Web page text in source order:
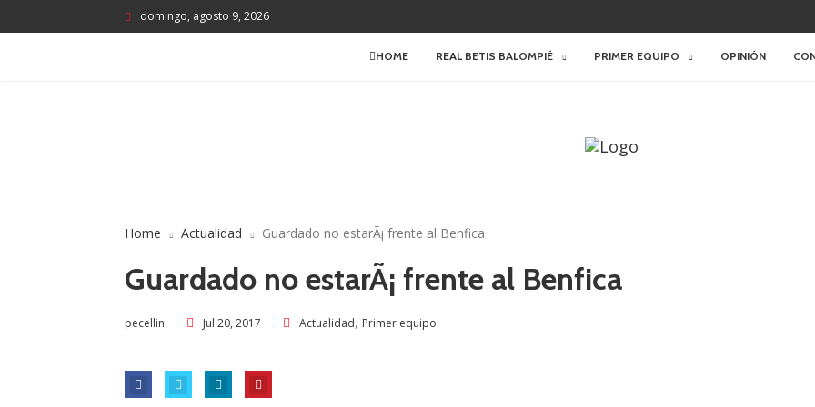
domingo, agosto 9, 2026
HOME REAL BETIS BALOMPIÉ PRIMER EQUIPO OPINIÓN
Home Actualidad Guardado no estarÃ¡ frente al Benfica
Guardado no estarÃ¡ frente al Benfica
pecellin Jul 20, 2017 Actualidad, Primer equipo